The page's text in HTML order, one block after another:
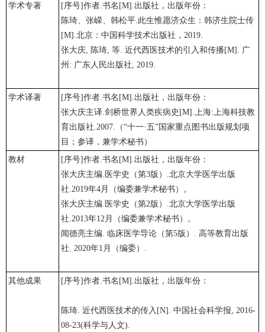
学术专著
[序号]作者.书名[M].出版社，出版年份：
陈琦、张嵘、韩松平.此生惟愿济众生：韩济生院士传
[M].北京：中国科学技术出版社，2019.
张大庆, 陈琦, 等. 近代西医技术的引入和传播[M]. 广
州: 广东人民出版社, 2019.
学术译著
[序号]作者.书名[M].出版社，出版年份：
张大庆主译.剑桥世界人类疾病史[M].上海:上海科技教
育出版社.2007.（“十一·五”国家重点图书出版规划项
目；参译，兼学术秘书）
教材
[序号]作者.书名[M].出版社，出版年份：
张大庆主编.医学史（第3版）.北京大学医学出版
社.2019年4月（编委兼学术秘书）。
张大庆主编.医学史（第2版）.北京大学医学出版
社.2013年12月（编委兼学术秘书）。
闻德亮主编. 临床医学导论（第5版）. 高等教育出版
社. 2020年1月（编委）.
其他成果 [序号]作者.书名[M].出版社，出版年份：
陈琦. 近代西医技术的传入[N]. 中国社会科学报, 2016-
08-23(科学与人文).